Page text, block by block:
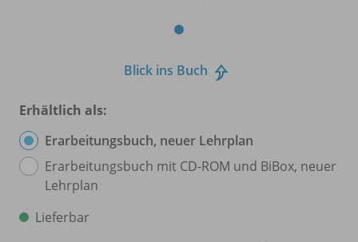
Blick ins Buch
Erhältlich als:
Erarbeitungsbuch, neuer Lehrplan
Erarbeitungsbuch mit CD-ROM und BiBox, neuer
Lehrplan
Lieferbar